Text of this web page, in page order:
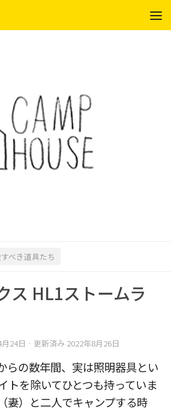
べき道具たち
ス HL1ストームラ
24日 · 更新済み 2022年8月26日
らの数年間、実は照明器具とい
トを除いてひとつも持っていま
妻）と二人でキャンプする時